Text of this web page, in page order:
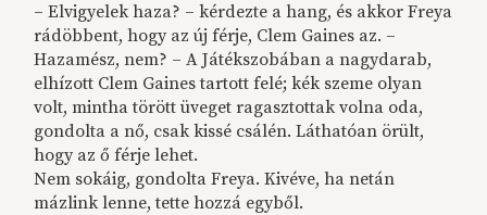
– Elvigyelek haza? – kérdezte a hang, és akkor Freya
rádöbbent, hogy az új férje, Clem Gaines az. –
Hazamész, nem? – A Játékszobában a nagydarab,
elhízott Clem Gaines tartott felé; kék szeme olyan
volt, mintha törött üveget ragasztottak volna oda,
gondolta a nő, csak kissé csálén. Láthatóan örült,
hogy az ő férje lehet.
Nem sokáig, gondolta Freya. Kivéve, ha netán
mázlink lenne, tette hozzá egyből.